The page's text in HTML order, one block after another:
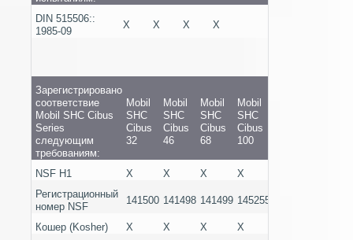
DIN 515506::
1985-09
X X X X
Зарегистрировано
соответствие
Mobil SHC Cibus
Series
следующим
требованиям:
Mobil
SHC
Cibus
32
Mobil
SHC
Cibus
46
Mobil
SHC
Cibus
68
Mobil
SHC
Cibus
100
NSF H1 X X X X
Регистрационный
номер NSF
141500 141498 141499 145255
Кошер (Kosher) X X X X